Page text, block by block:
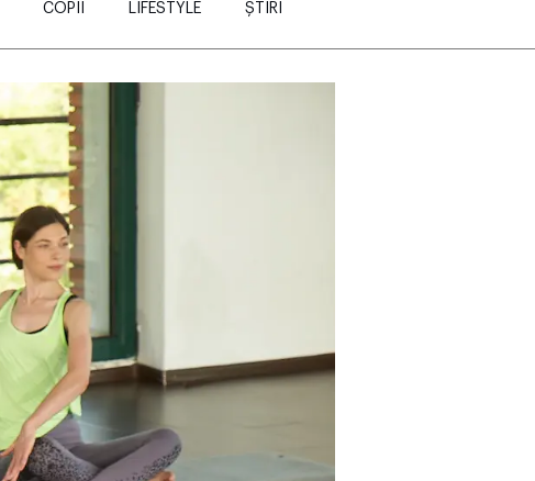
COPII LIFESTYLE ȘTIRI